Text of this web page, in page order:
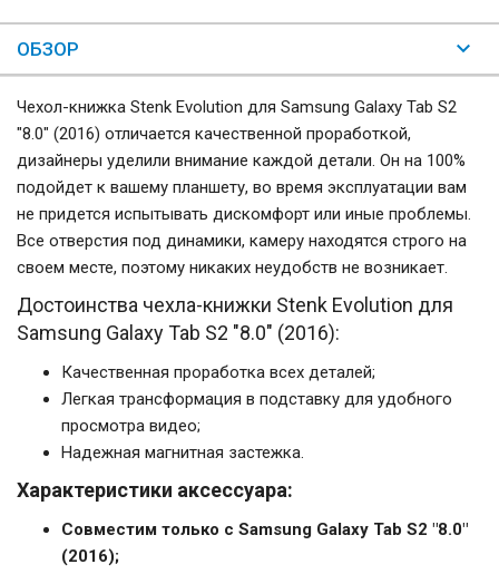
ОБЗОР
Чехол-книжка Stenk Evolution для Samsung Galaxy Tab S2
"8.0" (2016) отличается качественной проработкой,
дизайнеры уделили внимание каждой детали. Он на 100%
подойдет к вашему планшету, во время эксплуатации вам
не придется испытывать дискомфорт или иные проблемы.
Все отверстия под динамики, камеру находятся строго на
своем месте, поэтому никаких неудобств не возникает.
Достоинства чехла-книжки Stenk Evolution для
Samsung Galaxy Tab S2 "8.0" (2016):
Качественная проработка всех деталей;
Легкая трансформация в подставку для удобного
просмотра видео;
Надежная магнитная застежка.
Характеристики аксессуара:
Совместим только с Samsung Galaxy Tab S2 "8.0"
(2016);